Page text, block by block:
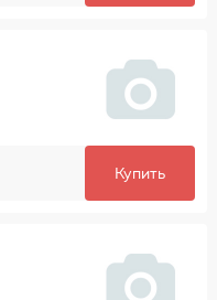
Купить